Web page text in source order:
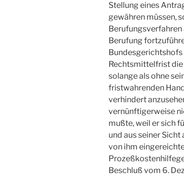
Stellung eines
gewähren müssen,
Berufung
Rechtsmittelfrist
solange als ohne
fristwahrenden
verhindert
vernünftigerweise
mußte, weil er sich
und aus seiner
von ihm
Beschluß vom 6.